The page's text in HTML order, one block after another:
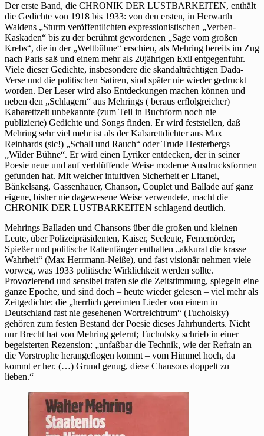
Der erste Band, die CHRONIK DER LUSTBARKEITEN, enthält
die Gedichte von 1918 bis 1933: von den ersten, in Herwarth
Waldens „Sturm veröffentlichten expressionistischen „Verben-
Kaskaden“ bis zu der berühmt gewordenen „Sage vom großen
Krebs“, die in der „Weltbühne“ erschien, als Mehring bereits im Zug
nach Paris saß und einem mehr als 20jährigen Exil entgegenfuhr.
Viele dieser Gedichte, insbesondere die skandalträchtigen Dada-
Verse und die politischen Satiren, sind später nie wieder gedruckt
worden. Der Leser wird also Entdeckungen machen können und
neben den „Schlagern“ aus Mehrings ( beraus erﬂolgreicher)
Kabarettzeit unbekannte (zum Teil in Buchform noch nie
publizierte) Gedichte und Songs finden. Er wird feststellen, daß
Mehring sehr viel mehr ist als der Kabarettdichter aus Max
Reinhards (sic!) „Schall und Rauch“ oder Trude Hesterbergs
„Wilder Bühne“. Er wird einen Lyriker entdecken, der in seiner
Poesie neue und auf verblüffende Weise moderne Ausdrucksformen
gefunden hat. Mit welcher intuitiven Sicherheit er Litanei,
Bänkelsang, Gassenhauer, Chanson, Couplet und Ballade auf ganz
eigene, bisher nie dagewesene Weise verwendete, macht die
CHRONIK DER LUSTBARKEITEN schlagend deutlich.
Mehrings Balladen und Chansons über die großen und kleinen
Leute, über Polizeipräsidenten, Kaiser, Seeleute, Fememörder,
Spießer und politische Rattenfänger enthalten „akkurat die krasse
Wahrheit“ (Max Herrmann-Neiße), und fast visionär nehmen viele
vorweg, was 1933 politische Wirklichkeit werden sollte.
Provozierend und sensibel trafen sie die Zeitstimmung, spiegeln eine
ganze Epoche, und sind doch – heute wieder gelesen – viel mehr als
Zeitgedichte: die „herrlich gereimten Lieder von einem in
Deutschland fast nie gesehenen Wortreichtrum“ (Tucholsky)
gehören zum festen Bestand der Poesie dieses Jahrhunderts. Nicht
nur Brecht hat von Mehring gelernt; Tucholsky schrieb in einer
begeisterten Rezension: „unfaßbar die Technik, wie der Refrain an
die Vorstrophe herangeflogen kommt – vom Himmel hoch, da
kommt er her. (…) Grund genug, diese Chansons doppelt zu
lieben.“